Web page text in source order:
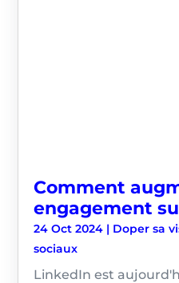
Comment
engagement
24 Oct 2024 | Doper sa
sociaux
LinkedIn est